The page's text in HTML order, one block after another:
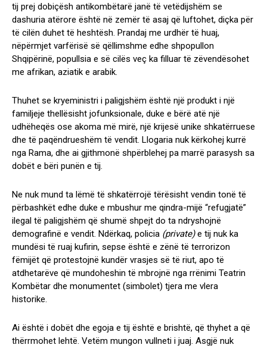
tij prej dobiçësh antikombëtarë janë të vetëdijshëm se
dashuria atërore është në zemër të asaj që luftohet, diçka për
të cilën duhet të heshtësh. Prandaj me urdhër të huaj,
nëpërmjet varfërisë së qëllimshme edhe shpopullon
Shqipërinë, popullsia e së cilës veç ka filluar të zëvendësohet
me afrikan, aziatik e arabik.
Thuhet se kryeministri i paligjshëm është një produkt i një
familjeje thellësisht jofunksionale, duke e bërë atë një
udhëheqës ose akoma më mirë, një krijesë unike shkatërruese
dhe të paqëndrueshëm të vendit. Llogaria nuk kërkohej kurrë
nga Rama, dhe ai gjithmonë shpërblehej pa marrë parasysh sa
dobët e bëri punën e tij.
Ne nuk mund ta lëmë të shkatërrojë tërësisht vendin tonë të
përbashkët edhe duke e mbushur me qindra-mijë “refugjatë”
ilegal të paligjshëm që shumë shpejt do ta ndryshojnë
demografinë e vendit. Ndërkaq, policia (private)e tij nuk ka
mundësi të ruaj kufirin, sepse është e zënë të terrorizon
fëmijët që protestojnë kundër vrasjes së të riut, apo të
atdhetarëve që mundoheshin të mbrojnë nga rrënimi Teatrin
Kombëtar dhe monumentet (simbolet) tjera me vlera
historike.
Ai është i dobët dhe egoja e tij është e brishtë, që thyhet a që
thërrmohet lehtë. Vetëm mungon vullneti i juaj. Asgjë nuk